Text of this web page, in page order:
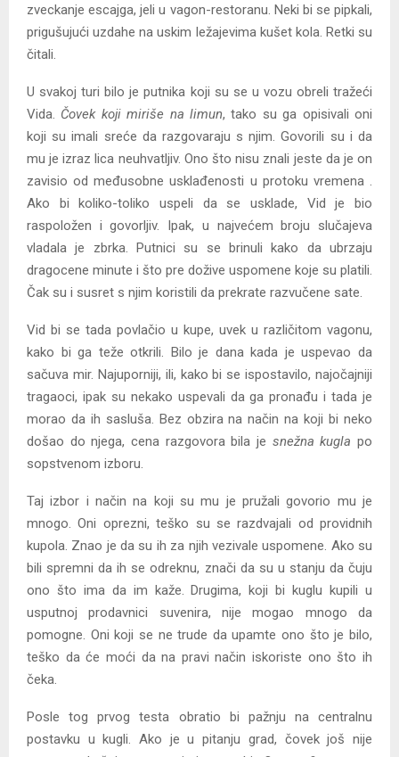
zveckanje escajga, jeli u vagon-restoranu. Neki bi se pipkali,
prigušujući uzdahe na uskim ležajevima kušet kola. Retki su
čitali.
U svakoj turi bilo je putnika koji su se u vozu obreli tražeći
Vida. Čovek koji miriše na limun, tako su ga opisivali oni
koji su imali sreće da razgovaraju s njim. Govorili su i da
mu je izraz lica neuhvatljiv. Ono što nisu znali jeste da je on
zavisio od međusobne usklađenosti u protoku vremena .
Ako bi koliko-toliko uspeli da se usklade, Vid je bio
raspoložen i govorljiv. Ipak, u najvećem broju slučajeva
vladala je zbrka. Putnici su se brinuli kako da ubrzaju
dragocene minute i što pre dožive uspomene koje su platili.
Čak su i susret s njim koristili da prekrate razvučene sate.
Vid bi se tada povlačio u kupe, uvek u različitom vagonu,
kako bi ga teže otkrili. Bilo je dana kada je uspevao da
sačuva mir. Najuporniji, ili, kako bi se ispostavilo, najočajniji
tragaoci, ipak su nekako uspevali da ga pronađu i tada je
morao da ih sasluša. Bez obzira na način na koji bi neko
došao do njega, cena razgovora bila je snežna kugla po
sopstvenom izboru.
Taj izbor i način na koji su mu je pružali govorio mu je
mnogo. Oni oprezni, teško su se razdvajali od providnih
kupola. Znao je da su ih za njih vezivale uspomene. Ako su
bili spremni da ih se odreknu, znači da su u stanju da čuju
ono što ima da im kaže. Drugima, koji bi kuglu kupili u
usputnoj prodavnici suvenira, nije mogao mnogo da
pomogne. Oni koji se ne trude da upamte ono što je bilo,
teško da će moći da na pravi način iskoriste ono što ih
čeka.
Posle tog prvog testa obratio bi pažnju na centralnu
postavku u kugli. Ako je u pitanju grad, čovek još nije